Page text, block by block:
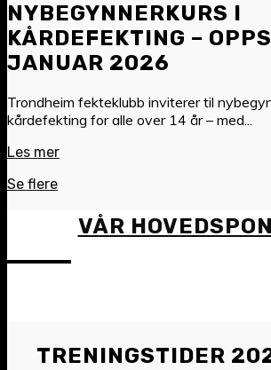
NYBEGYNNERKURS I
KÅRDEFEKTING –
JANUAR 2026
Trondheim fekteklubb inviterer til
kårdefekting for alle over 14 år – med...
Les mer
Se flere
VÅR
TRENINGSTIDER